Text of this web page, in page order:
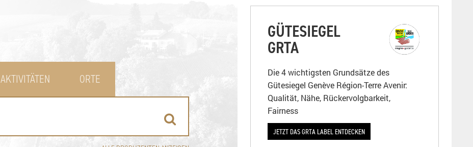
AKTIVITÄTEN ORTE
GÜTESIEGEL
GRTA
Die 4 wichtigsten Grundsätze des
Gütesiegel Genève Région-Terre Avenir:
Qualität, Nähe, Rückervolgbarkeit,
Fairness
JETZT DAS GRTA LABEL ENTDECKEN